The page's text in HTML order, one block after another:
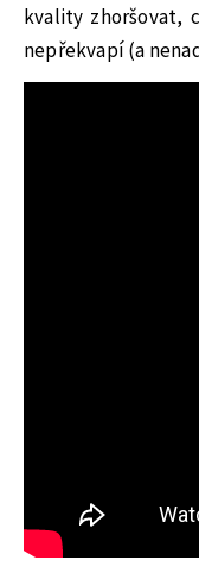
kvality zhoršovat,
nepřekvapí (a